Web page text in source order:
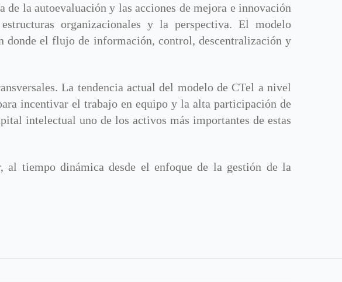
la autoevaluación y las acciones de mejora e innovación
organizacionales y la perspectiva. El modelo
donde el flujo de información, control, descentralización y
La tendencia actual del modelo de CTel a nivel
incentivar el trabajo en equipo y la alta participación de
intelectual uno de los activos más importantes de estas
al tiempo dinámica desde el enfoque de la gestión de la